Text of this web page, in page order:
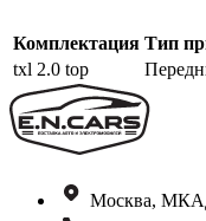
Комплектация Тип
txl 2.0 top
Москва,